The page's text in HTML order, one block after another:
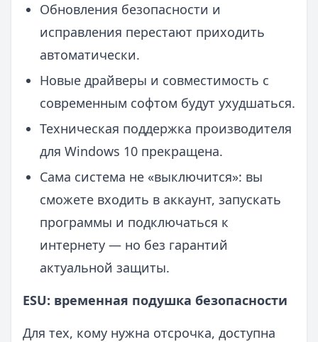
Обновления безопасности и
исправления перестают приходить
автоматически.
Новые драйверы и совместимость с
современным софтом будут ухудшаться.
Техническая поддержка производителя
для Windows 10 прекращена.
Сама система не «выключится»: вы
сможете входить в аккаунт, запускать
программы и подключаться к
интернету — но без гарантий
актуальной защиты.
ESU: временная подушка безопасности
Для тех, кому нужна отсрочка, доступна